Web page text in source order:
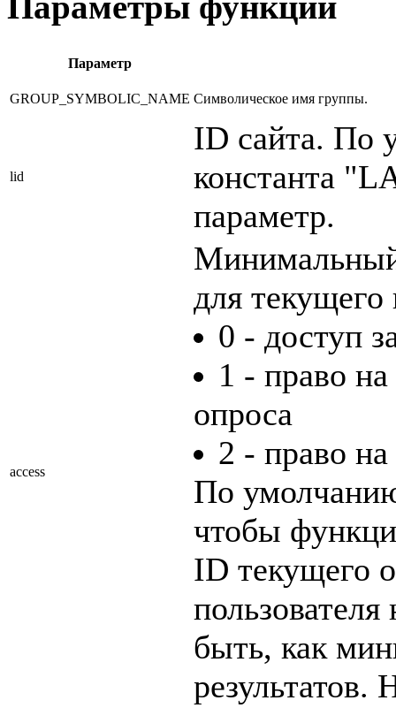
Параметр
GROUP_SYMBOLIC_NAME Символическое имя группы.
lid
ID сайта. По
константа
параметр.
access
Минимальный
для текущего
0 - доступ
1 - право на
опроса
2 - право
По
чтобы
ID текущего
быть, как
результатов.